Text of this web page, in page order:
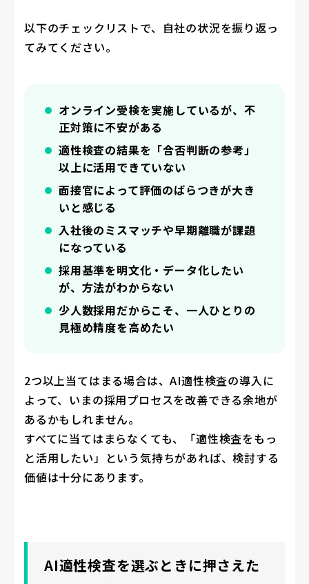
以下のチェックリストで、自社の状況を振り返っ
てみてください。
オンライン受検を実施しているが、不
正対策に不安がある
適性検査の結果を「合否判断の参考」
以上に活用できていない
面接官によって評価のばらつきが大き
いと感じる
入社後のミスマッチや早期離職が課題
になっている
採用基準を明文化・データ化したい
が、方法がわからない
少人数採用だからこそ、一人ひとりの
見極め精度を高めたい
2つ以上当てはまる場合は、AI適性検査の導入に
よって、いまの採用プロセスを改善できる余地が
あるかもしれません。
すべてに当てはまらなくても、「適性検査をもっ
と活用したい」という気持ちがあれば、検討する
価値は十分にあります。
AI適性検査を選ぶときに押さえた